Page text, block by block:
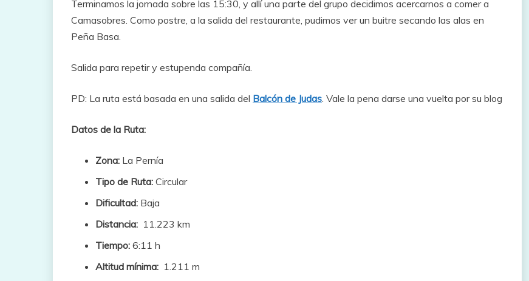
Terminamos la jornada sobre las 15:30, y allí una parte del grupo decidimos acercarnos a comer a
Camasobres. Como postre, a la salida del restaurante, pudimos ver un buitre secando las alas en
Peña Basa.
Salida para repetir y estupenda compañía.
PD: La ruta está basada en una salida del Balcón de Judas. Vale la pena darse una vuelta por su blog
Datos de la Ruta:
Zona: La Pernía
Tipo de Ruta: Circular
Dificultad: Baja
Distancia: 11.223 km
Tiempo: 6:11 h
Altitud mínima: 1.211 m